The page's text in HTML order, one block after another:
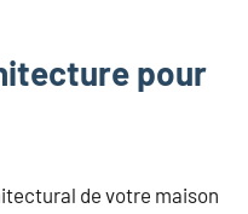
pour
de votre maison